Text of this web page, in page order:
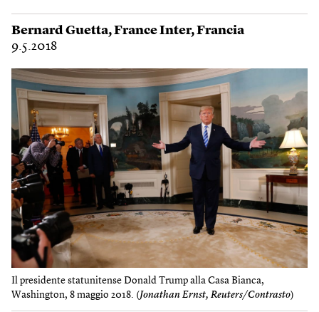
Bernard Guetta,France Inter,Francia
9.5.2018
Il presidente statunitense Donald Trump alla Casa Bianca,
Washington, 8 maggio 2018. (Jonathan Ernst, Reuters/Contrasto)